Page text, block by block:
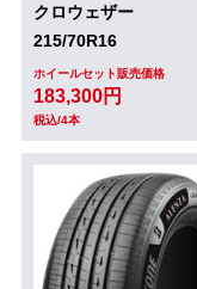
クロウェザー
215/70R16
ホイールセット販売価格
183,300円
税込/4本